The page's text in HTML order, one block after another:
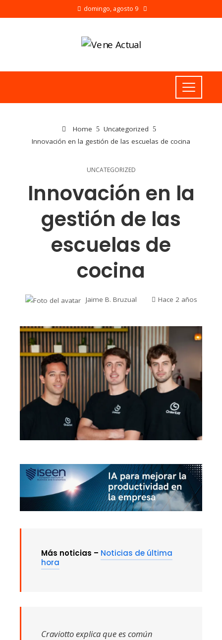
domingo, agosto 9
Home
Uncategorized
Innovación en la gestión de las escuelas de cocina
UNCATEGORIZED
Innovación en la
gestión de las
escuelas de
cocina
Jaime B. Bruzual Hace 2 años
Más noticias – Noticias de última
hora
Craviotto explica que es común